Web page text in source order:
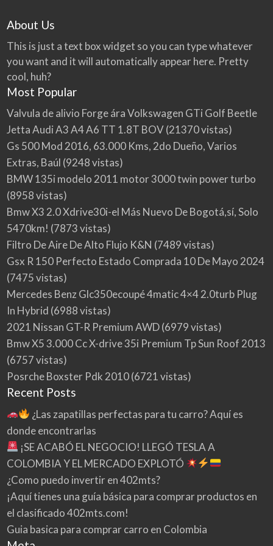
About Us
This is just a text box widget so you can type whatever
you want and it will automatically appear here. Pretty
cool, huh?
Most Popular
Valvula de alivio Forge ára Volkswagen GTi Golf Beetle
Jetta Audi A3 A4 A6 TT 1.8T BOV(21370 vistas)
Gs 500 Mod 2016, 63.000 Kms, 2do Dueño, Varios
Extras, Baúl (9248 vistas)
BMW 135i modelo 2011 motor 3000 twin power turbo
(8958 vistas)
Bmw X3 2.0 Xdrive30i-el Más Nuevo De Bogotá,sí, Solo
5470km! (7873 vistas)
Filtro De Aire De Alto Flujo K&N (7489 vistas)
Gsx R 150 Perfecto Estado Comprada 10 De Mayo 2024
(7475 vistas)
Mercedes Benz Glc350ecoupé 4matic 4×4 2.0turb Plug
In Hybrid (6988 vistas)
2021 Nissan GT-R Premium AWD(6979 vistas)
Bmw X5 3.000 Cc X-drive 35i Premium Tp Sun Roof 2013
(6757 vistas)
Posrche Boxster Pdk 2010(6721 vistas)
Recent Posts
¿Las zapatillas perfectas para tu carro? Aquí es
donde encontrarlas
¡SE ACABÓ EL NEGOCIO! LLEGÓ TESLA A
COLOMBIA Y EL MERCADO EXPLOTÓ
¿Como puedo invertir en 402mts?
¡Aquí tienes una guía básica para comprar productos en
el clasificado 402mts.com!
Guia basica para comprar carro en Colombia